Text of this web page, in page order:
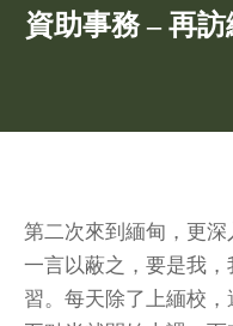
資助事務 – 再
第二次來到緬甸，更
一言以蔽之，要是我
習。每天除了上緬校